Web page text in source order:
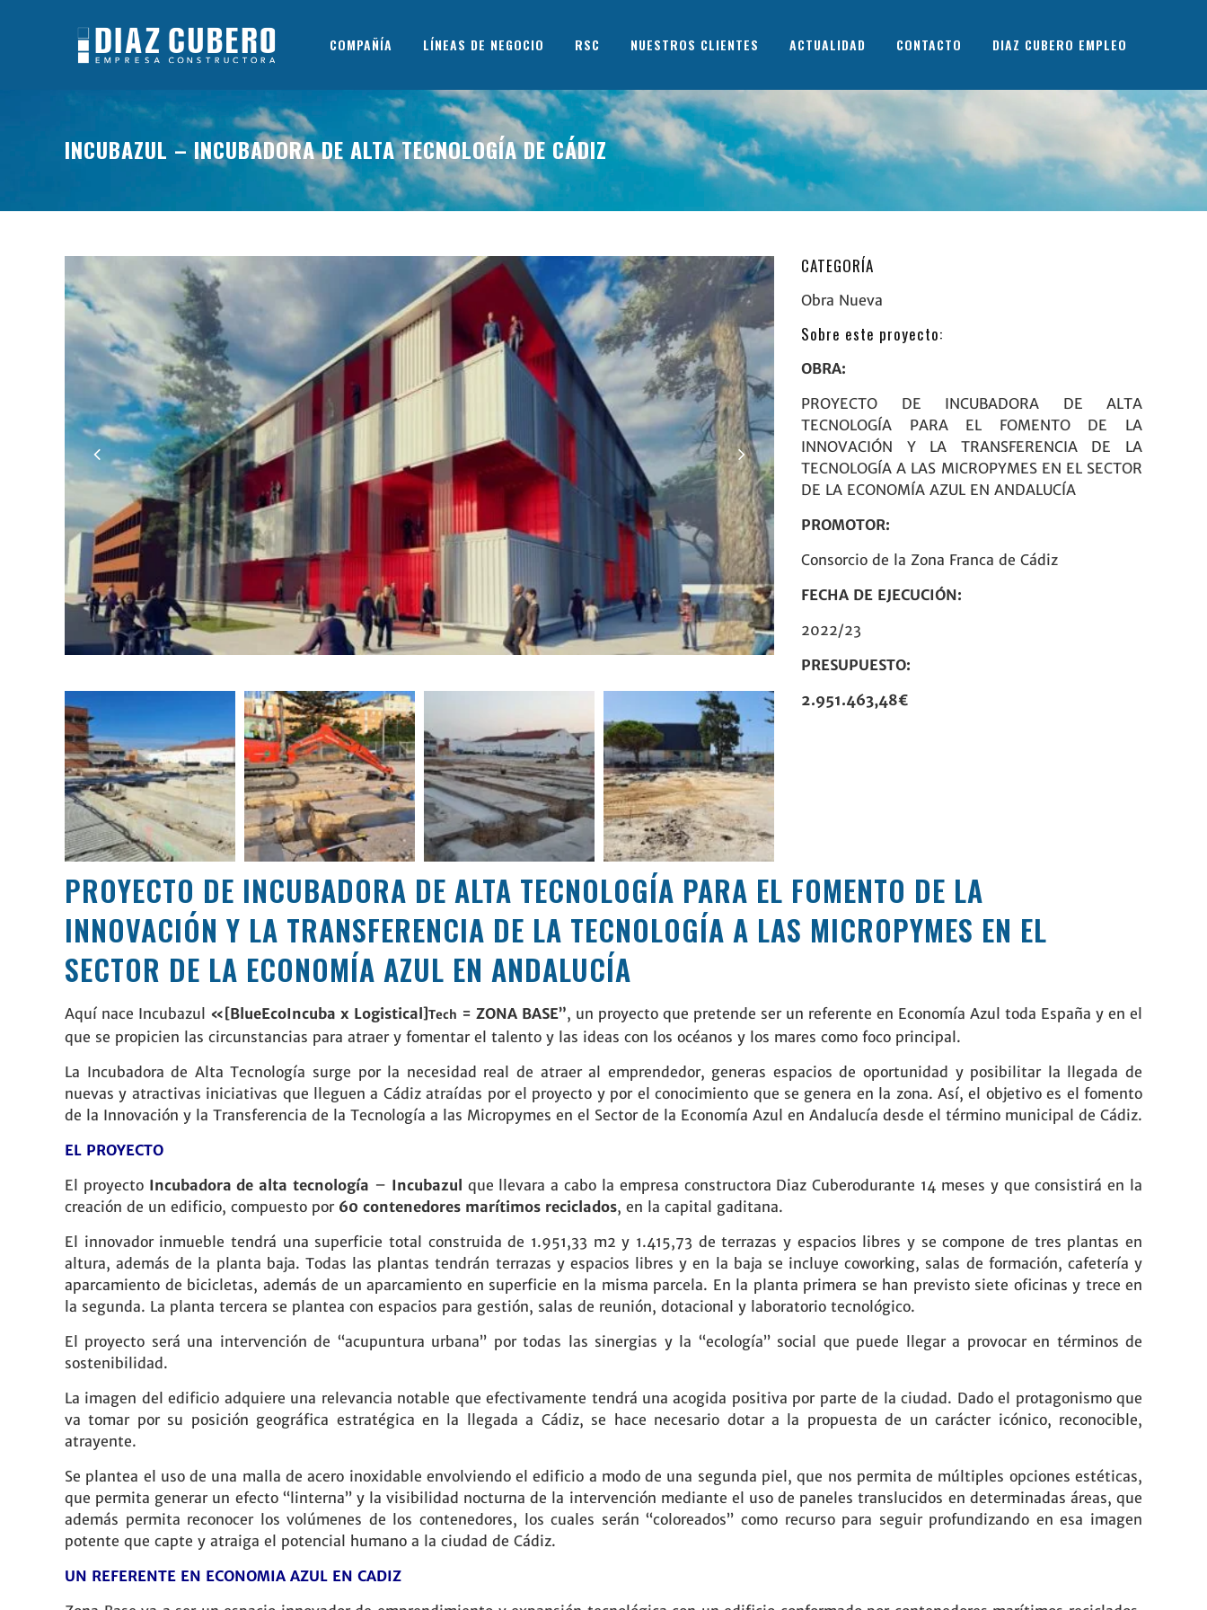
COMPAÑÍA LÍNEAS DE NEGOCIO RSC NUESTROS CLIENTES ACTUALIDAD CONTACTO DIAZ CUBERO EMPLEO
INCUBAZUL – INCUBADORA DE ALTA TECNOLOGÍA DE CÁDIZ
CATEGORÍA
Obra Nueva
Sobre este proyecto:
OBRA:
PROYECTO DE INCUBADORA DE ALTA
TECNOLOGÍA PARA EL FOMENTO DE LA
INNOVACIÓN Y LA TRANSFERENCIA DE LA
TECNOLOGÍA A LAS MICROPYMES EN EL SECTOR
DE LA ECONOMÍA AZUL EN ANDALUCÍA
PROMOTOR:
Consorcio de la Zona Franca de Cádiz
FECHA DE EJECUCIÓN:
2022/23
PRESUPUESTO:
2.951.463,48€
PROYECTO DE INCUBADORA DE ALTA TECNOLOGÍA PARA EL FOMENTO DE LA
INNOVACIÓN Y LA TRANSFERENCIA DE LA TECNOLOGÍA A LAS MICROPYMES EN EL
SECTOR DE LA ECONOMÍA AZUL EN ANDALUCÍA
Aquí nace Incubazul «[BlueEcoIncuba x Logistical ]Tech = ZONA BASE”, un proyecto que pretende ser un referente en Economía Azul toda España y en el
que se propicien las circunstancias para atraer y fomentar el talento y las ideas con los océanos y los mares como foco principal.
La Incubadora de Alta Tecnología surge por la necesidad real de atraer al emprendedor, generas espacios de oportunidad y posibilitar la llegada de
nuevas y atractivas iniciativas que lleguen a Cádiz atraídas por el proyecto y por el conocimiento que se genera en la zona. Así, el objetivo es el fomento
de la Innovación y la Transferencia de la Tecnología a las Micropymes en el Sector de la Economía Azul en Andalucía desde el término municipal de Cádiz.
EL PROYECTO
El proyecto Incubadora de alta tecnología – Incubazul que llevara a cabo la empresa constructora Diaz Cuberodurante 14 meses y que consistirá en la
creación de un edificio, compuesto por 60 contenedores marítimos reciclados, en la capital gaditana.
El innovador inmueble tendrá una superficie total construida de 1.951,33 m2 y 1.415,73 de terrazas y espacios libres y se compone de tres plantas en
altura, además de la planta baja. Todas las plantas tendrán terrazas y espacios libres y en la baja se incluye coworking, salas de formación, cafetería y
aparcamiento de bicicletas, además de un aparcamiento en superficie en la misma parcela. En la planta primera se han previsto siete oficinas y trece en
la segunda. La planta tercera se plantea con espacios para gestión, salas de reunión, dotacional y laboratorio tecnológico.
El proyecto será una intervención de “acupuntura urbana” por todas las sinergias y la “ecología” social que puede llegar a provocar en términos de
sostenibilidad.
La imagen del edificio adquiere una relevancia notable que efectivamente tendrá una acogida positiva por parte de la ciudad. Dado el protagonismo que
va tomar por su posición geográfica estratégica en la llegada a Cádiz, se hace necesario dotar a la propuesta de un carácter icónico, reconocible,
atrayente.
Se plantea el uso de una malla de acero inoxidable envolviendo el edificio a modo de una segunda piel, que nos permita de múltiples opciones estéticas,
que permita generar un efecto “linterna” y la visibilidad nocturna de la intervención mediante el uso de paneles translucidos en determinadas áreas, que
además permita reconocer los volúmenes de los contenedores, los cuales serán “coloreados” como recurso para seguir profundizando en esa imagen
potente que capte y atraiga el potencial humano a la ciudad de Cádiz.
UN REFERENTE EN ECONOMIA AZUL EN CADIZ